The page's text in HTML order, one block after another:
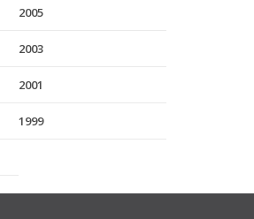
2005
2003
2001
1999